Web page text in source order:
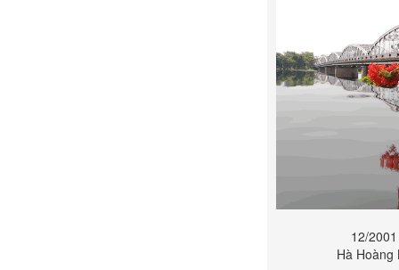
12/2001
Hà Hoàng